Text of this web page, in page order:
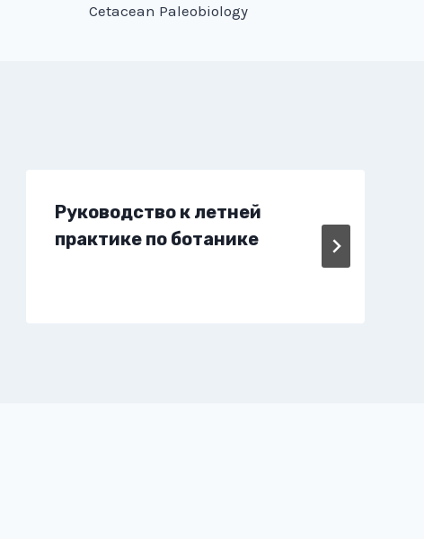
Cetacean Paleobiology
Руководство к летней
практике по ботанике